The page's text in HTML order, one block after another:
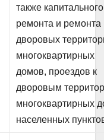
также капитального
ремонта и ремонта
дворовых
многоквартирных
домов, проездов к
дворовым
многоквартирных
населенных